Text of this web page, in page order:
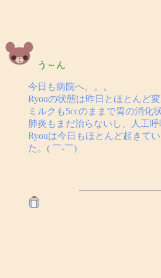
う～ん
今日も病院へ。。。
Ryouの状態は昨日とほとんど変
ミルクも5ccのままで胃の消化
肺炎もまだ治らないし、人工呼
Ryouは今日もほとんど起きて
た。( ￣-￣)